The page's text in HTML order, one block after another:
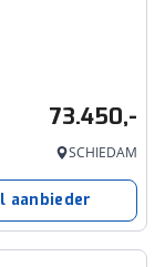
73.450,-
SCHIEDAM
aanbieder